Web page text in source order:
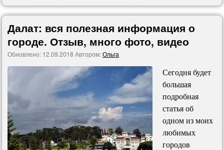
Далат: вся полезная информация о
городе. Отзыв, много фото, видео
Обновлено: 12.09.2018 Автором:Ольга
Сегодня будет
большая
подробная
статья об
одном из моих
любимых
городов